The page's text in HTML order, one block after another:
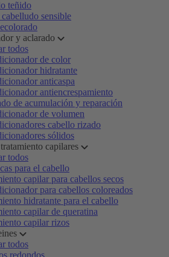
teñido
sensible
y aclarado
todos
de color
hidratante
anticaspa
antiencrespamiento
de acumulación y reparación
de volumen
cabello rizado
sólidos
capilares
todos
para el cabello
capilar para cabellos secos
para cabellos coloreados
hidratante para el cabello
capilar de queratina
capilar rizos
todos
redondos